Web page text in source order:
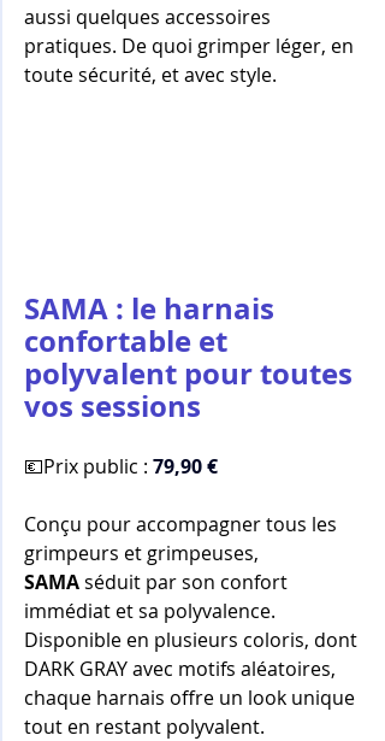
aussi quelques accessoires
pratiques. De quoi grimper léger, en
toute sécurité, et avec style.
SAMA : le harnais
confortable et
polyvalent pour toutes
vos sessions
💶Prix public : 79,90 €
Conçu pour accompagner tous les
grimpeurs et grimpeuses,
SAMA séduit par son confort
immédiat et sa polyvalence.
Disponible en plusieurs coloris, dont
DARK GRAY avec motifs aléatoires,
chaque harnais offre un look unique
tout en restant polyvalent.